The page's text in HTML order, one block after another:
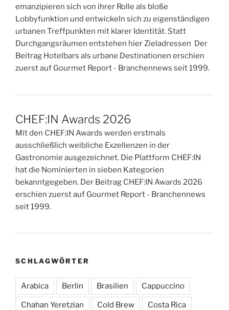
emanzipieren sich von ihrer Rolle als bloße
Lobbyfunktion und entwickeln sich zu eigenständigen
urbanen Treffpunkten mit klarer Identität. Statt
Durchgangsräumen entstehen hier Zieladressen Der
Beitrag Hotelbars als urbane Destinationen erschien
zuerst auf Gourmet Report - Branchennews seit 1999.
CHEF:IN Awards 2026
Mit den CHEF:IN Awards werden erstmals
ausschließlich weibliche Exzellenzen in der
Gastronomie ausgezeichnet. Die Plattform CHEF:IN
hat die Nominierten in sieben Kategorien
bekanntgegeben. Der Beitrag CHEF:IN Awards 2026
erschien zuerst auf Gourmet Report - Branchennews
seit 1999.
SCHLAGWÖRTER
Arabica Berlin Brasilien Cappuccino
Chahan Yeretzian Cold Brew Costa Rica